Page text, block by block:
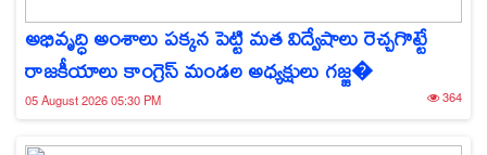
అభివృద్ధి అంశాలు పక్కన పెట్టి మత విద్వేషాలు రెచ్చగొట్టే
రాజకీయాలు కాంగ్రెస్ మండల అధ్యక్షులు గజ్జ�
05 August 2026 05:30 PM 364